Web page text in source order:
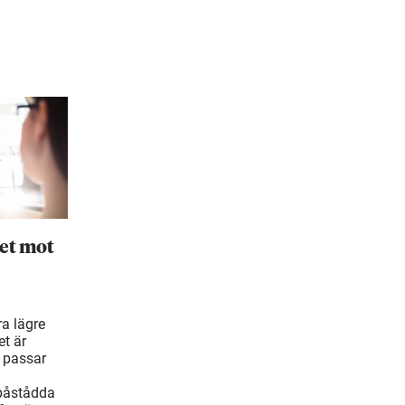
mot
lägre
är